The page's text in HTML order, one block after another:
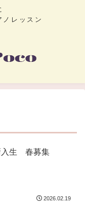
レッスン
生 春募集
2026.02.19